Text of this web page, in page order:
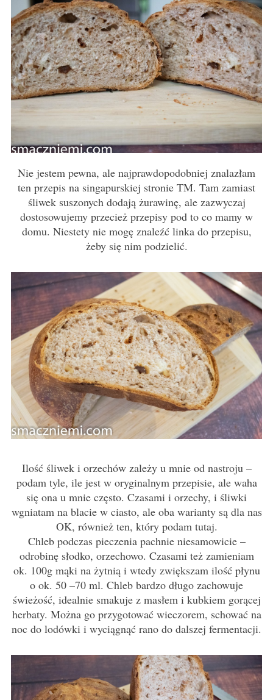
Nie jestem pewna, ale najprawdopodobniej znalazłam
ten przepis na singapurskiej stronie TM. Tam zamiast
śliwek suszonych dodają żurawinę, ale zazwyczaj
dostosowujemy przecież przepisy pod to co mamy w
domu. Niestety nie mogę znaleźć linka do przepisu,
żeby się nim podzielić.
Ilość śliwek i orzechów zależy u mnie od nastroju –
podam tyle, ile jest w oryginalnym przepisie, ale waha
się ona u mnie często. Czasami i orzechy, i śliwki
wgniatam na blacie w ciasto, ale oba warianty są dla nas
OK, również ten, który podam tutaj.
Chleb podczas pieczenia pachnie niesamowicie –
odrobinę słodko, orzechowo. Czasami też zamieniam
ok. 100g mąki na żytnią i wtedy zwiększam ilość płynu
o ok. 50 –70 ml. Chleb bardzo długo zachowuje
świeżość, idealnie smakuje z masłem i kubkiem gorącej
herbaty. Można go przygotować wieczorem, schować na
noc do lodówki i wyciągnąć rano do dalszej fermentacji.